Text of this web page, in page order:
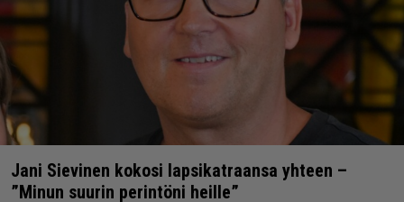
Jani Sievinen kokosi lapsikatraansa yhteen –
”Minun suurin perintöni heille”